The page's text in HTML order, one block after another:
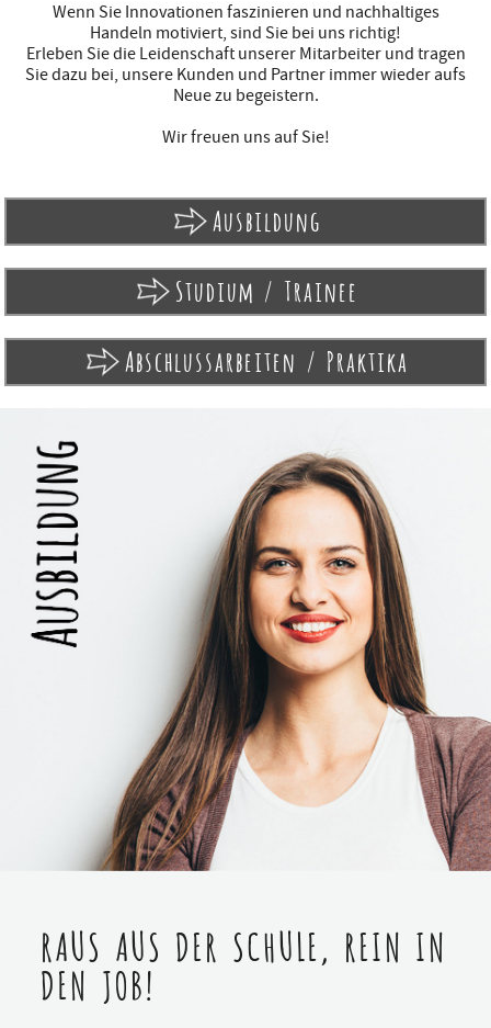
Wenn Sie Innovationen faszinieren und nachhaltiges
Handeln motiviert, sind Sie bei uns richtig!
Erleben Sie die Leidenschaft unserer Mitarbeiter und tragen
Sie dazu bei, unsere Kunden und Partner immer wieder aufs
Neue zu begeistern.
Wir freuen uns auf Sie!
Ausbildung
Studium / Trainee
Abschlussarbeiten / Praktika
RAUS AUS DER SCHULE, REIN IN
DEN JOB!